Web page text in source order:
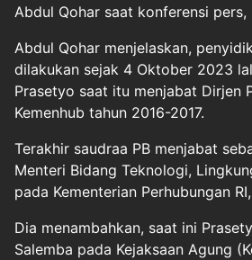
Abdul Qohar saat konferensi
Abdul Qohar menjelaskan,
dilakukan sejak 4 Oktober 2023
Prasetyo saat itu menjabat Dirjen
Kemenhub tahun 2016-2017.
Terakhir saudraa PB menjabat
Menteri Bidang Teknologi,
pada Kementerian Perhubungan
Dia menambahkan, saat ini
Salemba pada Kejaksaan Agung